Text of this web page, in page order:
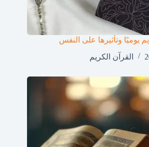
يوميًا وتأثيرها على النفس
القرآن الكريم